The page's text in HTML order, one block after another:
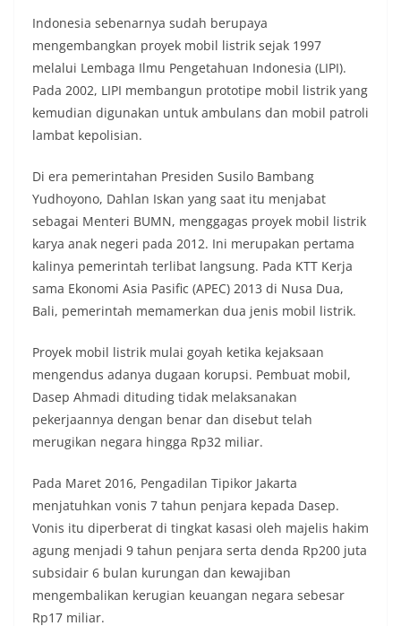
Indonesia sebenarnya sudah berupaya
mengembangkan proyek mobil listrik sejak 1997
melalui Lembaga Ilmu Pengetahuan Indonesia (LIPI).
Pada 2002, LIPI membangun prototipe mobil listrik yang
kemudian digunakan untuk ambulans dan mobil patroli
lambat kepolisian.
Di era pemerintahan Presiden Susilo Bambang
Yudhoyono, Dahlan Iskan yang saat itu menjabat
sebagai Menteri BUMN, menggagas proyek mobil listrik
karya anak negeri pada 2012. Ini merupakan pertama
kalinya pemerintah terlibat langsung. Pada KTT Kerja
sama Ekonomi Asia Pasific (APEC) 2013 di Nusa Dua,
Bali, pemerintah memamerkan dua jenis mobil listrik.
Proyek mobil listrik mulai goyah ketika kejaksaan
mengendus adanya dugaan korupsi. Pembuat mobil,
Dasep Ahmadi dituding tidak melaksanakan
pekerjaannya dengan benar dan disebut telah
merugikan negara hingga Rp32 miliar.
Pada Maret 2016, Pengadilan Tipikor Jakarta
menjatuhkan vonis 7 tahun penjara kepada Dasep.
Vonis itu diperberat di tingkat kasasi oleh majelis hakim
agung menjadi 9 tahun penjara serta denda Rp200 juta
subsidair 6 bulan kurungan dan kewajiban
mengembalikan kerugian keuangan negara sebesar
Rp17 miliar.